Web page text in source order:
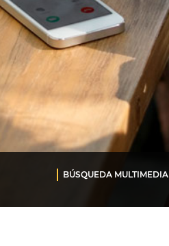
BÚSQUEDA MULTIMEDIA